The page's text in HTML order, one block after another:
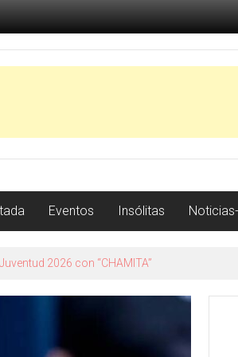
Eventos Insólitas
con la gira Me voy a permitir